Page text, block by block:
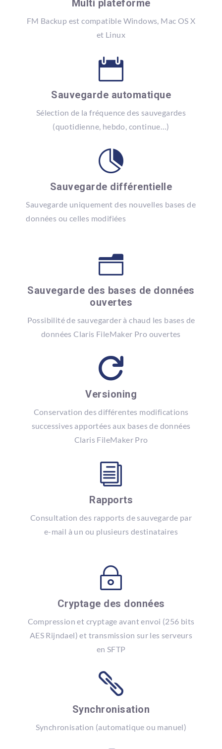
Multi plateforme
FM Backup est compatible Windows, Mac OS X
et Linux

Sauvegarde automatique
Sélection de la fréquence des sauvegardes
(quotidienne, hebdo, continue…)

Sauvegarde différentielle
Sauvegarde uniquement des nouvelles bases de
données ou celles modifiées
n
Sauvegarde des bases de données
ouvertes
Possibilité de sauvegarder à chaud les bases de
données Claris FileMaker Pro ouvertes

Versioning
Conservation des différentes modifications
successives apportées aux bases de données
Claris FileMaker Pro
i
Rapports
Consultation des rapports de sauvegarde par
e-mail à un ou plusieurs destinataires
~
Cryptage des données
Compression et cryptage avant envoi (256 bits
AES Rijndael) et transmission sur les serveurs
en SFTP

Synchronisation
Synchronisation (automatique ou manuel)